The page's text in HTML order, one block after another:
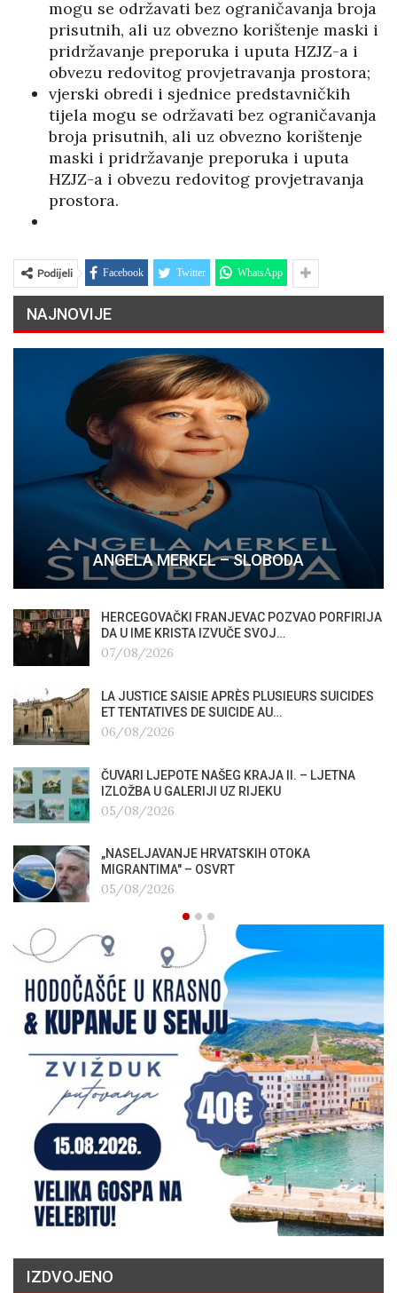
mogu se održavati bez ograničavanja broja
prisutnih, ali uz obvezno korištenje maski i
pridržavanje preporuka i uputa HZJZ-a i
obvezu redovitog provjetravanja prostora;
vjerski obredi i sjednice predstavničkih
tijela mogu se održavati bez ograničavanja
broja prisutnih, ali uz obvezno korištenje
maski i pridržavanje preporuka i uputa
HZJZ-a i obvezu redovitog provjetravanja
prostora.
Podijeli Facebook Twitter WhatsApp
NAJNOVIJE
ANGELA MERKEL – SLOBODA
HERCEGOVAČKI FRANJEVAC POZVAO PORFIRIJA
DA U IME KRISTA IZVUČE SVOJ…
07/08/2026
LA JUSTICE SAISIE APRÈS PLUSIEURS SUICIDES
ET TENTATIVES DE SUICIDE AU…
06/08/2026
ČUVARI LJEPOTE NAŠEG KRAJA II. – LJETNA
IZLOŽBA U GALERIJI UZ RIJEKU
05/08/2026
„NASELJAVANJE HRVATSKIH OTOKA
MIGRANTIMA″ – OSVRT
05/08/2026
IZDVOJENO